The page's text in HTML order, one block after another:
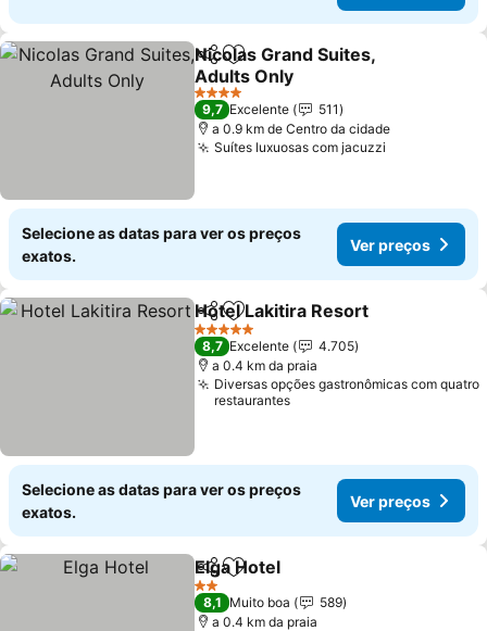
PartilharAdicionar aos favoritos
Nicolas Grand Suites,
Adults Only
4 Estrelas
9,7 Excelente
511
a 0.9 km de Centro da cidade
Suítes luxuosas com jacuzzi
Selecione as datas para ver os preços
exatos.
Ver preços
PartilharAdicionar aos favoritos
Hotel Lakitira Resort
5 Estrelas
8,7 Excelente
4.705
a 0.4 km da praia
Diversas opções gastronômicas com quatro
restaurantes
Selecione as datas para ver os preços
exatos.
Ver preços
PartilharAdicionar aos favoritos
Elga Hotel
2 Estrelas
8,1 Muito boa
589
a 0.4 km da praia